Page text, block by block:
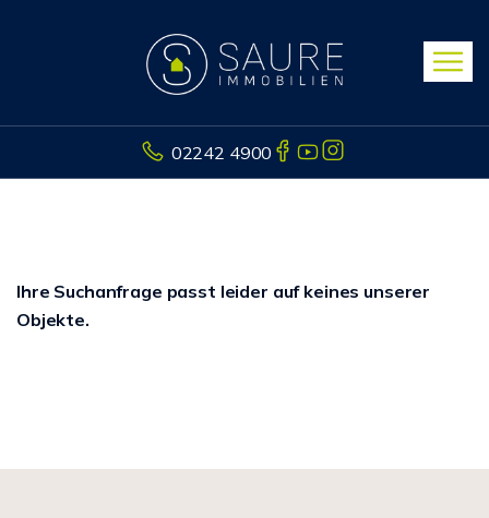
02242 4900
Ihre Suchanfrage passt leider auf keines unserer
Objekte.